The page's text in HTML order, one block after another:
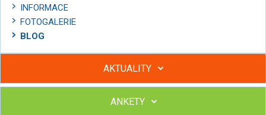
INFORMACE
FOTOGALERIE
BLOG
AKTUALITY
Hubněte s podporou lektorky a skupiny v kurzech STOBu
ANKETY